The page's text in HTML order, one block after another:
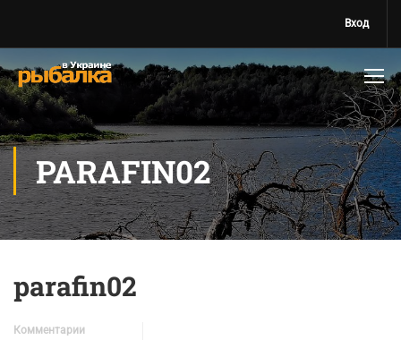
Вход
PARAFIN02
parafin02
Комментарии